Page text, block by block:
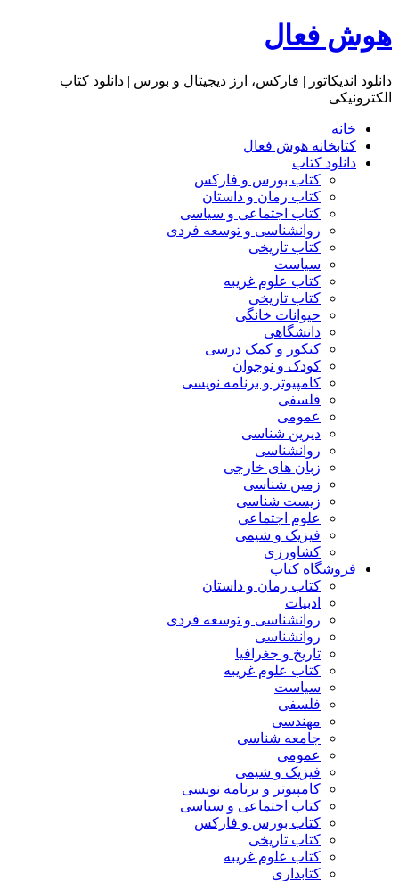
هوش فعال
دانلود اندیکاتور | فارکس، ارز دیجیتال و بورس | دانلود کتاب
الکترونیکی
خانه
کتابخانه هوش فعال
دانلود کتاب
کتاب بورس و فارکس
کتاب رمان و داستان
کتاب اجتماعی و سیاسی
روانشناسی و توسعه فردی
کتاب تاریخی
سیاست
کتاب علوم غریبه
کتاب تاریخی
حیوانات خانگی
دانشگاهی
کنکور و کمک‌ درسی
کودک و نوجوان
کامپیوتر و برنامه نویسی
فلسفی
عمومی
دیرین شناسی
روانشناسی
زبان های خارجی
زمین شناسی
زیست شناسی
علوم اجتماعی
فیزیک و شیمی
کشاورزی
فروشگاه کتاب
کتاب رمان و داستان
ادبیات
روانشناسی و توسعه فردی
روانشناسی
تاریخ و جغرافیا
کتاب علوم غریبه
سیاست
فلسفی
مهندسی
جامعه شناسی
عمومی
فیزیک و شیمی
کامپیوتر و برنامه نویسی
کتاب اجتماعی و سیاسی
کتاب بورس و فارکس
کتاب تاریخی
کتاب علوم غریبه
کتابداری